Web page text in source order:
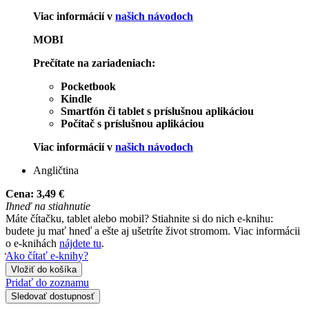
Viac informácií v našich návodoch
MOBI
Prečítate na zariadeniach:
Pocketbook
Kindle
Smartfón či tablet s príslušnou aplikáciou
Počítač s príslušnou aplikáciou
Viac informácií v našich návodoch
Angličtina
Cena: 3,49 €
Ihneď na stiahnutie
Máte čítačku, tablet alebo mobil? Stiahnite si do nich e-knihu:
budete ju mať hneď a ešte aj ušetríte život stromom. Viac informácii
o e-knihách nájdete tu.
Ako čítať e-knihy?
Vložiť do košíka
Pridať do zoznamu
Sledovať dostupnosť